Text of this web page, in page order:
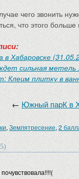
чего звонить
что этого
в Хабаровске
сильная метель
Клеим плитку в
←Южный парК в
,Землятресение,2